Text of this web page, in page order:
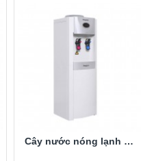
Cây nước nóng lạnh Kangaroo KG45 515W